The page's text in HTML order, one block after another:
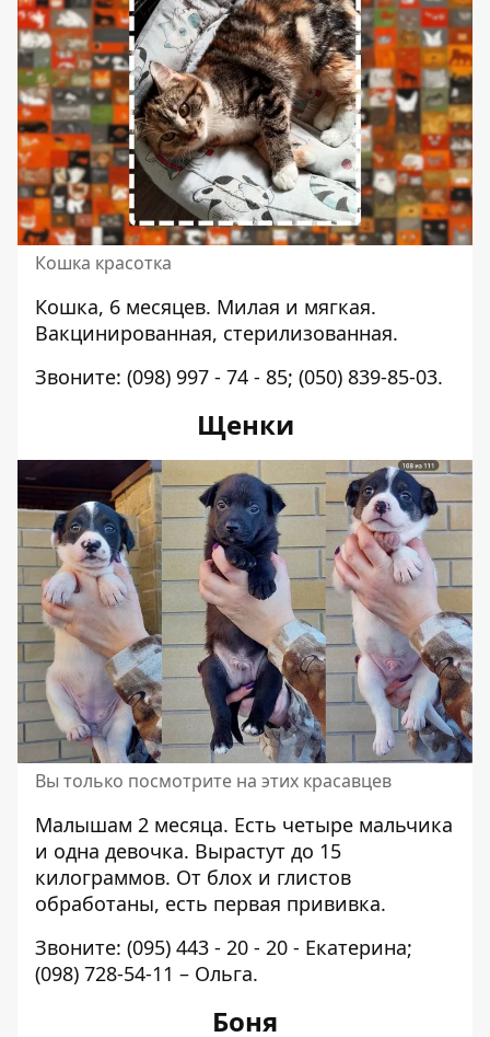
Кошка красотка
Кошка, 6 месяцев. Милая и мягкая.
Вакцинированная, стерилизованная.
Звоните: (098) 997 - 74 - 85; (050) 839-85-03.
Щенки
Вы только посмотрите на этих красавцев
Малышам 2 месяца. Есть четыре мальчика
и одна девочка. Вырастут до 15
килограммов. От блох и глистов
обработаны, есть первая прививка.
Звоните: (095) 443 - 20 - 20 - Екатерина;
(098) 728-54-11 – Ольга.
Боня